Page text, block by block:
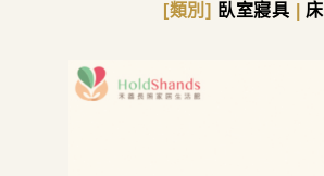
[類別] 臥室寢具 床